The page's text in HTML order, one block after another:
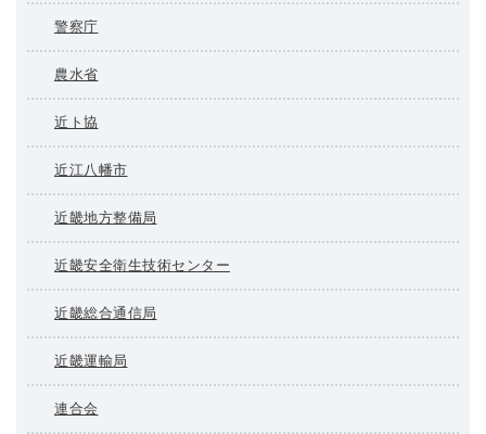
警察庁
農水省
近ト協
近江八幡市
近畿地方整備局
近畿安全衛生技術センター
近畿総合通信局
近畿運輸局
連合会